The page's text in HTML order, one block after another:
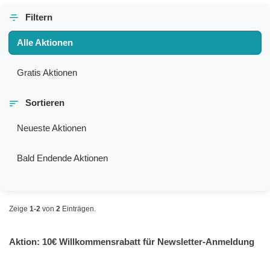
Filtern
Alle Aktionen
Gratis Aktionen
Sortieren
Neueste Aktionen
Bald Endende Aktionen
Zeige 1-2 von 2 Einträgen.
Aktion: 10€ Willkommensrabatt für Newsletter-Anmeldung